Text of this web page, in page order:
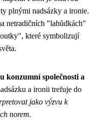
plnými nadsázky a ironie.
netradičních "lahůdkách"
které symbolizují
konzumní společnosti a
a ironii trefuje do
jako výzvu k
norem.